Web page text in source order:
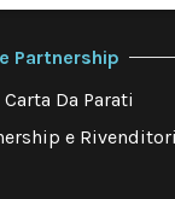
Partnership
Da Parati
e Rivenditori